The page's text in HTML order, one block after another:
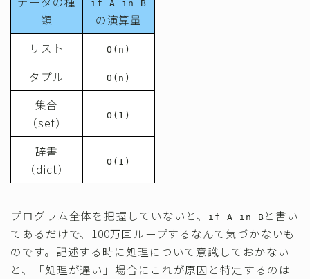
類
if A in B
の演算量
リスト
O(n)
タプル O(n)
集合
（set）
O(1)
辞書
（dict）
O(1)
プログラム全体を把握していないと、 if A in B と書い
てあるだけで、100万回ループするなんて気づかないも
のです。記述する時に処理について意識しておかない
と、「処理が遅い」場合にこれが原因と特定するのは